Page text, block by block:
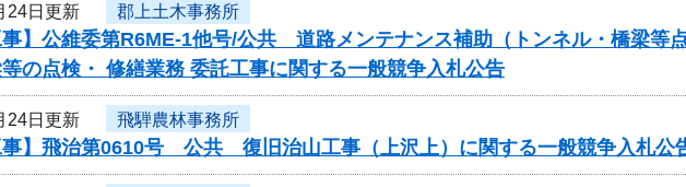
24日更新 郡上土木事務所
事】公維委第R6ME-1他号/公共 道路メンテナンス補助（トンネル・橋梁等
の点検・ 修繕業務 委託工事に関する一般競争入札公告
24日更新 飛騨農林事務所
事】飛治第0610号 公共 復旧治山工事（上沢上）に関する一般競争入札公